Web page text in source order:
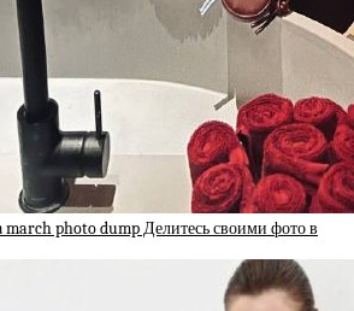
photo dump Делитесь своими фото в